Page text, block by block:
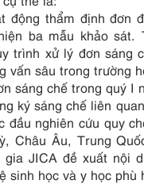
thẩm định đơn
ba mẫu khảo sát.
trình xử lý đơn sáng
sâu trong trường
sáng chế trong quý I
ký sáng chế liên
nghiên cứu quy
Châu Âu, Trung
JICA đề xuất nội
học và y học